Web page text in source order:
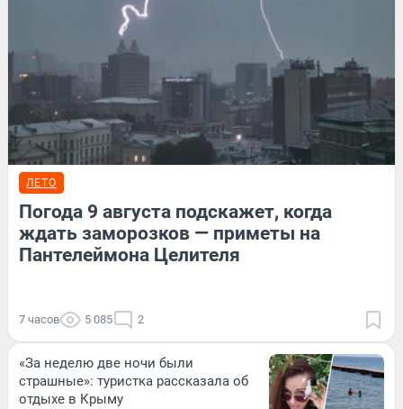
ЛЕТО
Погода 9 августа подскажет, когда
ждать заморозков — приметы на
Пантелеймона Целителя
7 часов 5 085 2
«За неделю две ночи были
страшные»: туристка рассказала об
отдыхе в Крыму